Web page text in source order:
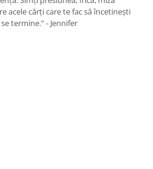
acele cărți care te fac să încetinești
termine.” - Jennifer